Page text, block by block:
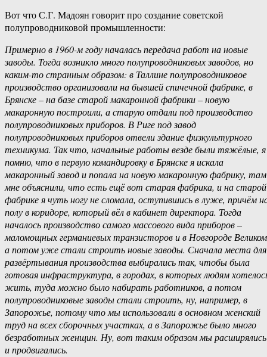
Вот что С.Г. Мадоян говорит про создание советской
полупроводниковой промышленности:
Примерно в 1960-м году началась передача работ на новые
заводы. Тогда возникло много полупроводниковых заводов, но
каким-то странным образом: в Таллине полупроводниковое
производство организовали на бывшей спичечной фабрике, в
Брянске – на базе старой макаронной фабрики – новую
макаронную построили, а старую отдали под производство
полупроводниковых приборов. В Риге под завод
полупроводниковых приборов отвели здание физкультурного
техникума. Так что, начальные работы везде были тяжёлые, я
помню, что в первую командировку в Брянске я искала
макаронный завод и попала на новую макаронную фабрику, там
мне объяснили, что есть ещё вот старая фабрика, и на старой
фабрике я чуть ногу не сломала, оступившись в луже, причём
полу в коридоре, который вёл в кабинет директора. Тогда
началось производство самого массового вида приборов –
маломощных германиевых транзисторов и в Новгороде
а потом уже стали строить новые заводы. Сначала места для
развёртывания производства выбирались так, чтобы была
готовая инфраструктура, в городах, в которых людям
жить, туда можно было набирать работников, а потом
полупроводниковые заводы стали строить, ну, например, в
Запорожье, потому что мы использовали в основном женский
труд на всех сборочных участках, а в Запорожье было много
безработных женщин. Ну, вот таким образом мы расширялись
и продвигались.